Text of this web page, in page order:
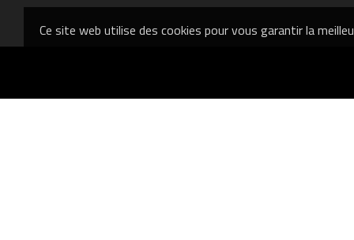
Ce site web utilise des cookies pour vous garantir la